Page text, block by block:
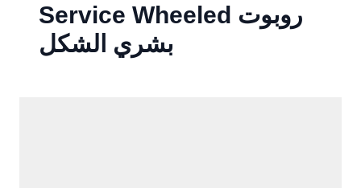
Service Wheeled روبوت
بشري الشكل